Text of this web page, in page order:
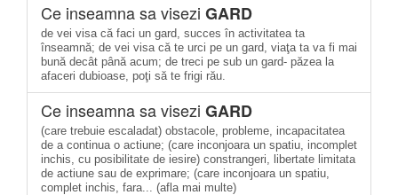
Ce inseamna sa visezi GARD
de vei visa că faci un gard, succes în activitatea ta
înseamnă; de vei visa că te urci pe un gard, viaţa ta va fi mai
bună decât până acum; de treci pe sub un gard- păzea la
afaceri dubioase, poţi să te frigi rău.
Ce inseamna sa visezi GARD
(care trebuie escaladat) obstacole, probleme, incapacitatea
de a continua o actiune; (care inconjoara un spatiu, incomplet
inchis, cu posibilitate de iesire) constrangeri, libertate limitata
de actiune sau de exprimare; (care inconjoara un spatiu,
complet inchis, fara... (afla mai multe)